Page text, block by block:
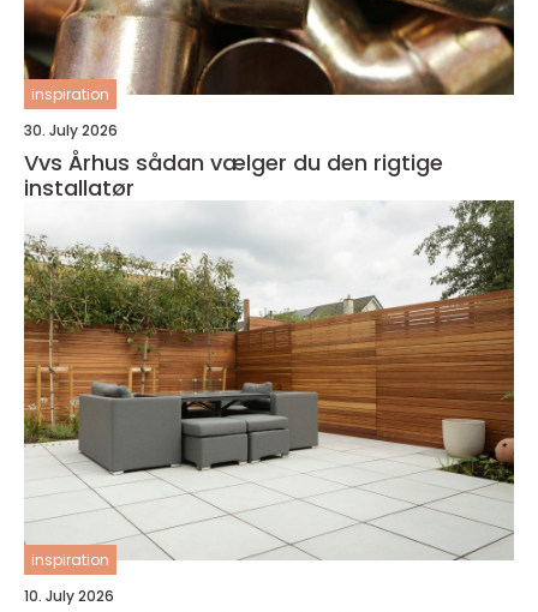
inspiration
30. July 2026
Vvs Århus sådan vælger du den rigtige
installatør
inspiration
10. July 2026